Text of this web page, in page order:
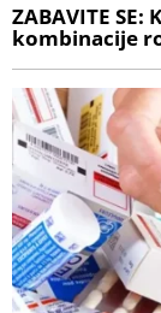
ZABAVITE
kombinacije